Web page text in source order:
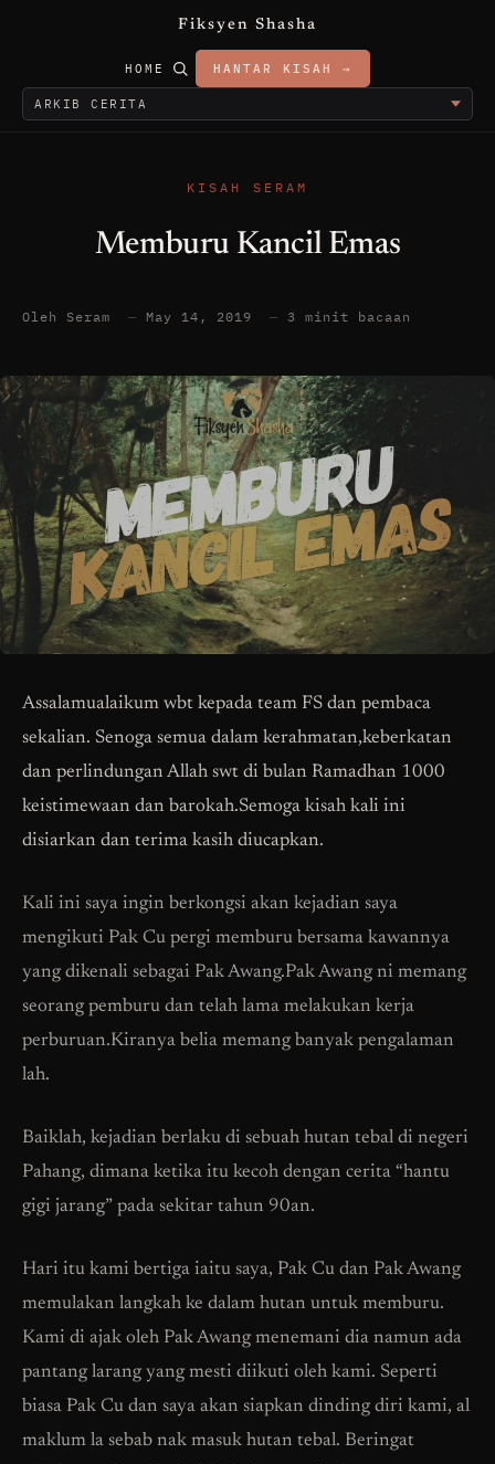
Fiksyen Shasha
HOME HANTAR KISAH →
KISAH SERAM
Memburu Kancil Emas
Oleh Seram — May 14, 2019 — 3 minit bacaan
Assalamualaikum wbt kepada team FS dan pembaca
sekalian. Senoga semua dalam kerahmatan,keberkatan
dan perlindungan Allah swt di bulan Ramadhan 1000
keistimewaan dan barokah.Semoga kisah kali ini
disiarkan dan terima kasih diucapkan.
Kali ini saya ingin berkongsi akan kejadian saya
mengikuti Pak Cu pergi memburu bersama kawannya
yang dikenali sebagai Pak Awang.Pak Awang ni memang
seorang pemburu dan telah lama melakukan kerja
perburuan.Kiranya belia memang banyak pengalaman
lah.
Baiklah, kejadian berlaku di sebuah hutan tebal di negeri
Pahang, dimana ketika itu kecoh dengan cerita “hantu
gigi jarang” pada sekitar tahun 90an.
Hari itu kami bertiga iaitu saya, Pak Cu dan Pak Awang
memulakan langkah ke dalam hutan untuk memburu.
Kami di ajak oleh Pak Awang menemani dia namun ada
pantang larang yang mesti diikuti oleh kami. Seperti
biasa Pak Cu dan saya akan siapkan dinding diri kami, al
maklum la sebab nak masuk hutan tebal. Beringat